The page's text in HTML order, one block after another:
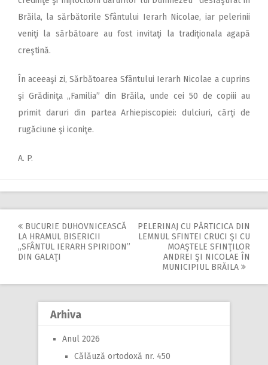
Brăila, la sărbătorile Sfântului Ierarh Nicolae, iar pelerinii
veniţi la sărbătoare au fost invitaţi la tradiţionala agapă
creştină.
În aceeaşi zi, Sărbătoarea Sfântului Ierarh Nicolae a cuprins
şi Grădiniţa „Familia” din Brăila, unde cei 50 de copiii au
primit daruri din partea Arhiepiscopiei: dulciuri, cărţi de
rugăciune şi iconiţe.
A. P.
Post
navigation
BUCURIE DUHOVNICEASCĂ
LA HRAMUL BISERICII
,,SFÂNTUL IERARH SPIRIDON”
DIN GALAŢI
PELERINAJ CU PĂRTICICA DIN
LEMNUL SFINTEI CRUCI ŞI CU
MOAŞTELE SFINŢILOR
ANDREI ŞI NICOLAE ÎN
MUNICIPIUL BRĂILA
Arhiva
Anul 2026
Călăuză ortodoxă nr. 450